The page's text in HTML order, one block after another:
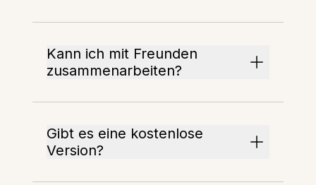
Kann ich mit Freunden
zusammenarbeiten?
Gibt es eine kostenlose
Version?